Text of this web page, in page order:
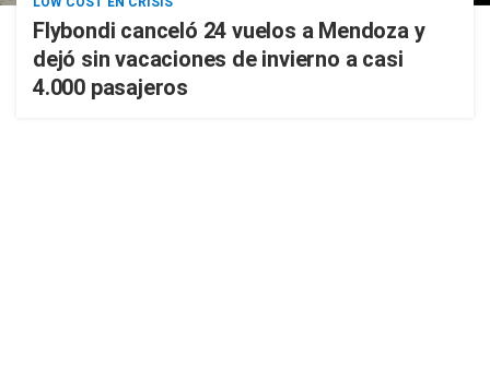
Flybondi canceló 24 vuelos a Mendoza y
dejó sin vacaciones de invierno a casi
4.000 pasajeros